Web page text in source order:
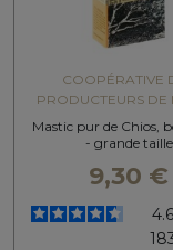
COOPÉRATIVE
PRODUCTEURS DE
Mastic pur de Chios,
- grande taille
9,30 €
4.6